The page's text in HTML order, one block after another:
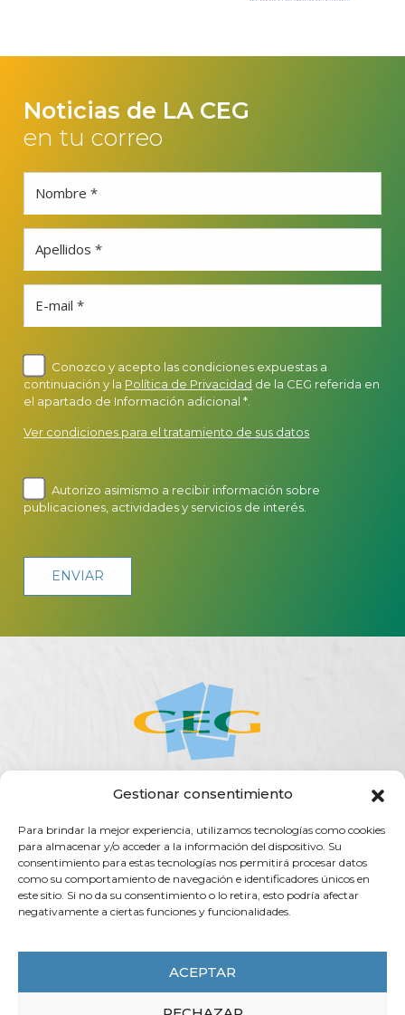
Gestionar consentimiento
Para brindar la mejor experiencia, utilizamos tecnologías como cookies
para almacenar y/o acceder a la información del dispositivo. Su
consentimiento para estas tecnologías nos permitirá procesar datos
como su comportamiento de navegación e identificadores únicos en
este sitio. Si no da su consentimiento o lo retira, esto podría afectar
negativamente a ciertas funciones y funcionalidades.
ACEPTAR
Noticias de LA CEG
en tu correo
Nombre *
Apellidos *
E-mail *
Conozco y acepto las condiciones expuestas a
continuación y la Política de Privacidad de la CEG referida en
el apartado de Información adicional *.
Ver condiciones para el tratamiento de sus datos
Autorizo asimismo a recibir información sobre
publicaciones, actividades y servicios de interés.
SERVICIOS
TRANSPARENCIA CONTACTO
Rúa do Vilar, 54 - 15705
Santiago de Compostela (España)
info@ceg.es
T. (+34) 981 555 888 F. (+34) 981 555 882